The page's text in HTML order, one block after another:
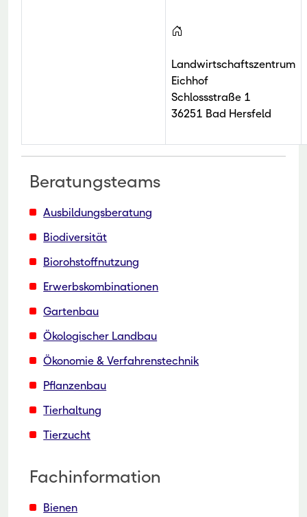
Landwirtschaftszentrum
Eichhof
Schlossstraße 1
36251 Bad Hersfeld
Beratungsteams
Ausbildungsberatung
Biodiversität
Biorohstoffnutzung
Erwerbskombinationen
Gartenbau
Ökologischer Landbau
Ökonomie & Verfahrenstechnik
Pflanzenbau
Tierhaltung
Tierzucht
Fachinformation
Bienen